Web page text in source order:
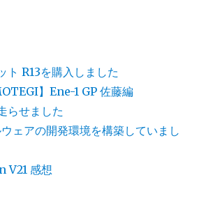
ト R13を購入しました
】Ene-1 GP 佐藤編
らせました
ェアの開発環境を構築していまし
V21 感想